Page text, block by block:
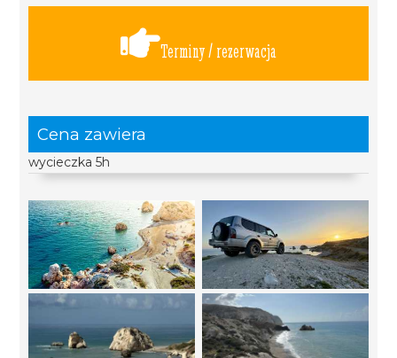
Terminy / rezerwacja
Cena zawiera
wycieczka 5h